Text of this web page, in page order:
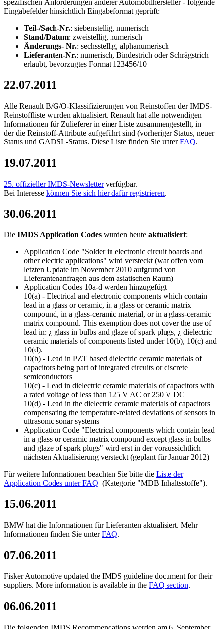
spezifischen Anforderungen anderer Automobilhersteller - folgende
Eingabefelder hinsichtlich Eingabeformat geprüft:
Teil-/Sach-Nr.: siebenstellig, numerisch
Stand/Datum: zweistellig, numerisch
Änderungs- Nr.: sechsstellig, alphanumerisch
Lieferanten-Nr.: numerisch, Bindestrich oder Schrägstrich
erlaubt, bevorzugtes Format 123456/10
22.07.2011
Alle Renault B/G/O-Klassifizierungen von Reinstoffen der IMDS-
Reinstoffliste wurden aktualisiert. Renault hat alle notwendigen
Informationen für Zulieferer in einer Liste zusammengestellt, in
der die Reinstoff-Attribute aufgeführt sind (vorheriger Status, neuer
Status und GADSL-Status. Diese Liste finden Sie unterFAQ.
19.07.2011
25. offizieller IMDS-Newsletterverfügbar.
Bei Interesse können Sie sich hier dafür registrieren.
30.06.2011
Die IMDS Application Codes wurden heute aktualisiert:
Application Code "Solder in electronic circuit boards and
other electric applications" wird versteckt (war offen vom
letzten Update im November 2010 aufgrund von
Lieferantenanfragen aus dem asiatischen Raum)
Application Codes 10a-d werden hinzugefügt
10(a) - Electrical and electronic components which contain
lead in a glass or ceramic, in a glass or ceramic matrix
compound, in a glass-ceramic material, or in a glass-ceramic
matrix compound. This exemption does not cover the use of
lead in: ¿ glass in bulbs and glaze of spark plugs, ¿ dielectric
ceramic materials of components listed under 10(b), 10(c) and
10(d).
10(b) - Lead in PZT based dielectric ceramic materials of
capacitors being part of integrated circuits or discrete
semiconductors
10(c) - Lead in dielectric ceramic materials of capacitors with
a rated voltage of less than 125 V AC or 250 V DC
10(d) - Lead in the dielectric ceramic materials of capacitors
compensating the temperature-related deviations of sensors in
ultrasonic sonar systems
Application Code "Electrical components which contain lead
in a glass or ceramic matrix compound except glass in bulbs
and glaze of spark plugs" wird erst in der voraussichtlich
nächsten Aktualisierung versteckt (geplant für Januar 2012)
Für weitere Informationen beachten Sie bitte die Liste der
Application Codes unter FAQ (Kategorie "MDB Inhaltsstoffe").
15.06.2011
BMW hat die Informationen für Lieferanten aktualisiert. Mehr
Informationen finden Sie unterFAQ.
07.06.2011
Fisker Automotive updated the IMDS guideline document for their
suppliers. More information is available in the FAQ section.
06.06.2011
Die folgenden IMDS Recommendations werden am 6. September